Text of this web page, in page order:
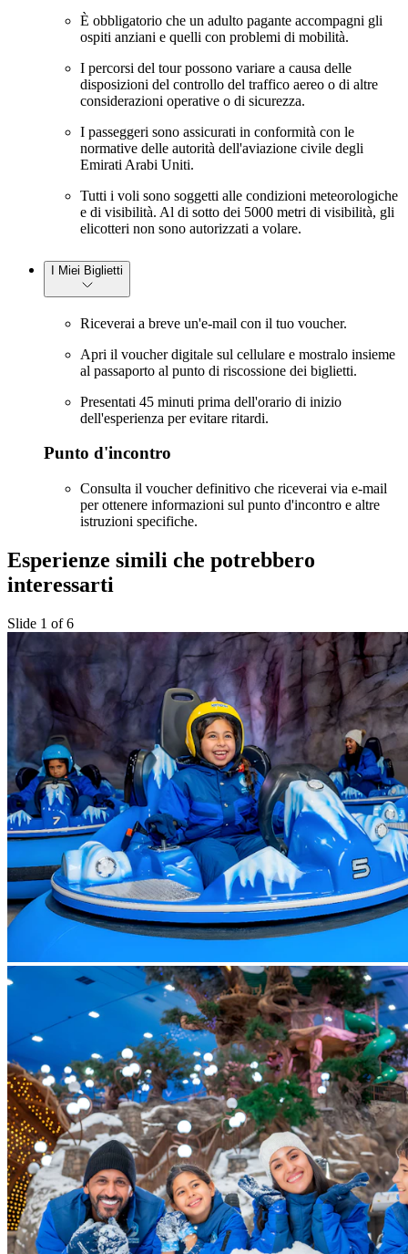
È obbligatorio che un adulto pagante accompagni gli
ospiti anziani e quelli con problemi di mobilità.
I percorsi del tour possono variare a causa delle
disposizioni del controllo del traffico aereo o di altre
considerazioni operative o di sicurezza.
I passeggeri sono assicurati in conformità con le
normative delle autorità dell'aviazione civile degli
Emirati Arabi Uniti.
Tutti i voli sono soggetti alle condizioni meteorologiche
e di visibilità. Al di sotto dei 5000 metri di visibilità, gli
elicotteri non sono autorizzati a volare.
I Miei Biglietti
Riceverai a breve un'e-mail con il tuo voucher.
Apri il voucher digitale sul cellulare e mostralo insieme
al passaporto al punto di riscossione dei biglietti.
Presentati 45 minuti prima dell'orario di inizio
dell'esperienza per evitare ritardi.
Punto d'incontro
Consulta il voucher definitivo che riceverai via e-mail
per ottenere informazioni sul punto d'incontro e altre
istruzioni specifiche.
Esperienze simili che potrebbero
interessarti
Slide 1 of 6